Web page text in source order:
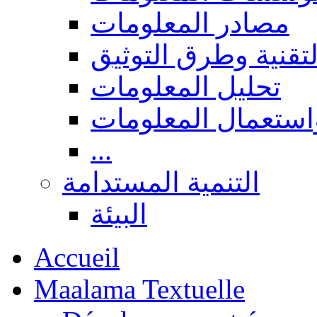
مصادر المعلومات
وطرق التوثيق
تحليل المعلومات
المعلومات
...
التنمية المستدامة
البيئة
Accueil
Maalama Textuelle